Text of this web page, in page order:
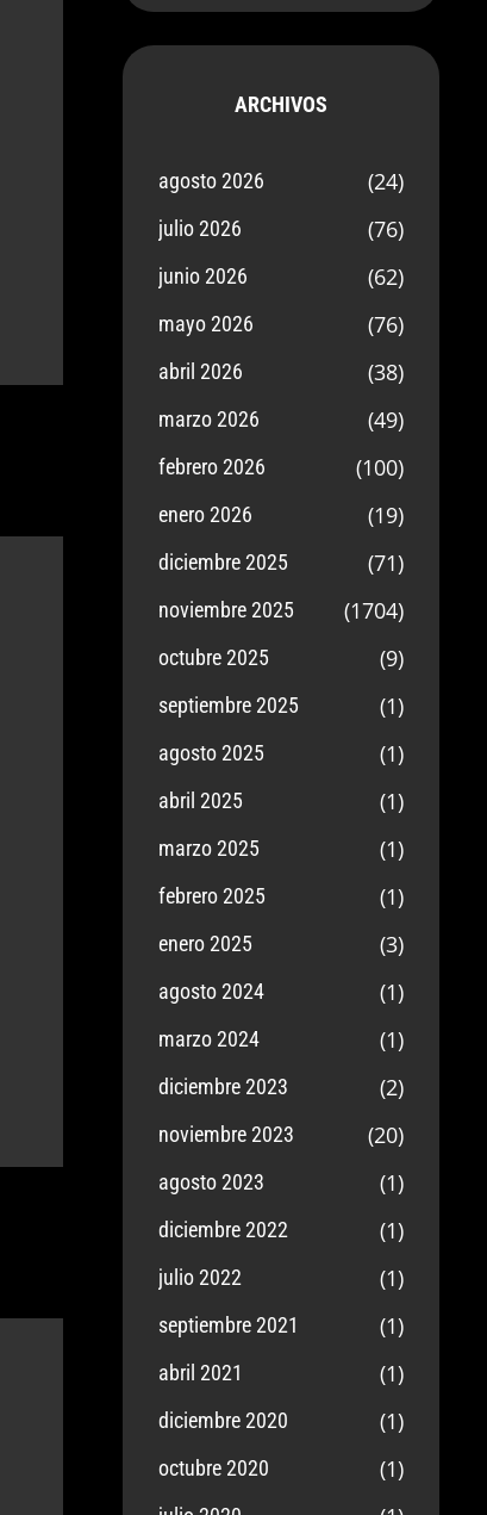
ARCHIVOS
agosto 2026 (24)
julio 2026 (76)
junio 2026 (62)
mayo 2026 (76)
abril 2026 (38)
marzo 2026 (49)
febrero 2026 (100)
enero 2026 (19)
diciembre 2025 (71)
noviembre 2025 (1704)
octubre 2025 (9)
septiembre 2025 (1)
agosto 2025 (1)
abril 2025 (1)
marzo 2025 (1)
febrero 2025 (1)
enero 2025 (3)
agosto 2024 (1)
marzo 2024 (1)
diciembre 2023 (2)
noviembre 2023 (20)
agosto 2023 (1)
diciembre 2022 (1)
julio 2022 (1)
septiembre 2021 (1)
abril 2021 (1)
diciembre 2020 (1)
octubre 2020 (1)